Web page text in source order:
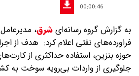
00:00:46
به گزارش گروه رسانه‌ایشرق،
فراورده‌های نفتی اعلام کرد: هدف از
حوزه بنزین، استفاده حداکثری از
جلوگیری از واردات بی‌رویه سوخت به